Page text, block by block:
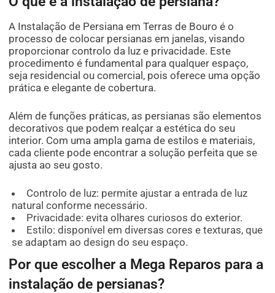
A Instalação de Persiana em Terras de Bouro é o
processo de colocar persianas em janelas, visando
proporcionar controlo da luz e privacidade. Este
procedimento é fundamental para qualquer espaço,
seja residencial ou comercial, pois oferece uma opção
prática e elegante de cobertura.
Além de funções práticas, as persianas são elementos
decorativos que podem realçar a estética do seu
interior. Com uma ampla gama de estilos e materiais,
cada cliente pode encontrar a solução perfeita que se
ajusta ao seu gosto.
Controlo de luz: permite ajustar a entrada de luz
natural conforme necessário.
Privacidade: evita olhares curiosos do exterior.
Estilo: disponível em diversas cores e texturas, que
se adaptam ao design do seu espaço.
Por que escolher a Mega Reparos para a
instalação de persianas?